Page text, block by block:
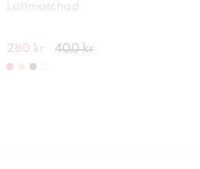
Lättmatchad
280 kr 400 kr